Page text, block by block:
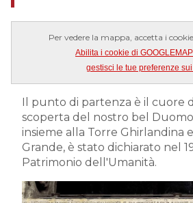
Per vedere la mappa, accetta i
Abilita i cookie di
gestisci le tue preferenze
Il punto di partenza è il cuore
scoperta del nostro bel
insieme alla Torre Ghirlandina
Grande, è stato dichiarato nel
Patrimonio dell'Umanità.